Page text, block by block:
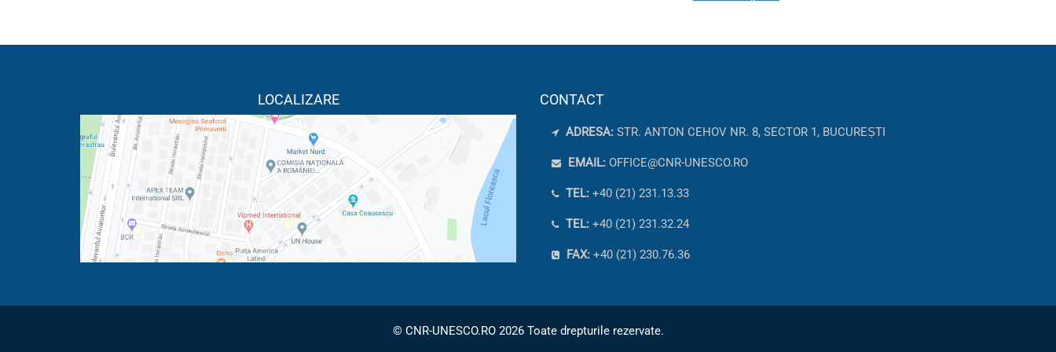
LOCALIZARE CONTACT
ADRESA: STR. ANTON CEHOV NR. 8, SECTOR 1, BUCUREȘTI
EMAIL: OFFICE@CNR-UNESCO.RO
TEL: +40 (21) 231.13.33
TEL: +40 (21) 231.32.24
FAX: +40 (21) 230.76.36
© CNR-UNESCO.RO 2026 Toate drepturile rezervate.